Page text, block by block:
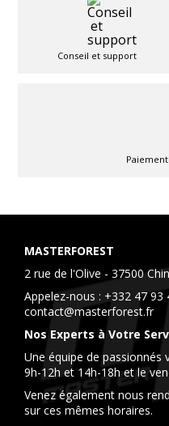
Conseil et support
MASTERFOREST
2 rue de l'Olive - 37500
Appelez-nous : +332 47 93
contact@masterforest.fr
Nos Experts à Votre
Une équipe de passionnés
9h-12h et 14h-18h et le
Venez également nous
sur ces mêmes horaires.